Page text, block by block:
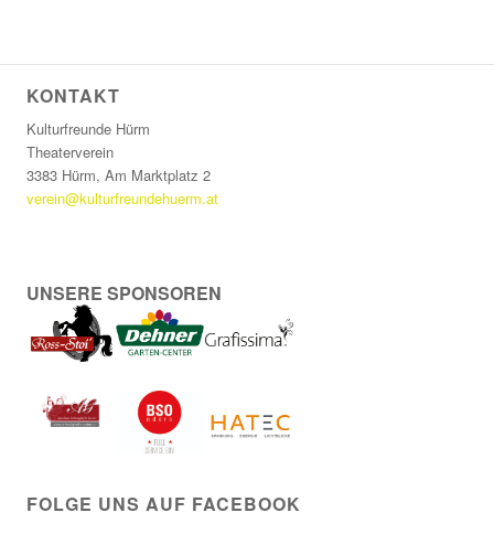
KONTAKT
Kulturfreunde Hürm
Theaterverein
3383 Hürm, Am Marktplatz 2
verein@kulturfreundehuerm.at
UNSERE SPONSOREN
FOLGE UNS AUF FACEBOOK